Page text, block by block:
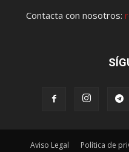
Contacta con nosotros:
Aviso Legal Política de